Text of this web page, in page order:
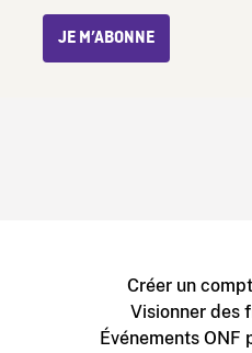
JE M’ABONNE
Créer un
Visionner des
Événements ONF